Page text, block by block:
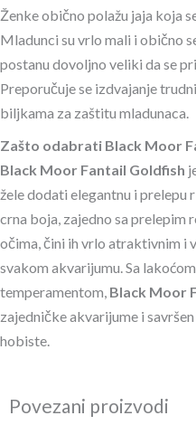
Ženke obično polažu jaja koja
Mladunci su vrlo mali i obično
postanu dovoljno veliki da se
Preporučuje se izdvajanje
biljkama za zaštitu mladunaca.
Zašto odabrati Black Moor
Black Moor Fantail Goldfish
žele dodati elegantnu i prelepu
crna boja, zajedno sa prelepim
očima, čini ih vrlo atraktivnim i
svakom akvarijumu. Sa
temperamentom, Black Moor
zajedničke akvarijume i
hobiste.
Povezani proizvodi